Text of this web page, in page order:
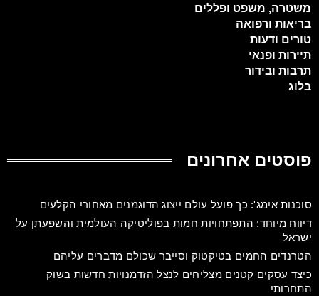
משטרה, משפט ופללים
בריאות ורפואה
טורים ודעות
תיירות ופנאי
תרבות ובידור
בלוג
פוסטים אחרונים
סוכנות אימג': כך פועל עולם ייצוג הדוגמנים מאחורי הקלעים
דיווח מיוחד: התפתחויות חמות בפוליטיקה העולמית והשפעתן על
ישראל
הטרנדים החמים בטיקטוק וסייבר שכולם מדברים עליהם
כיצד עסקים קטנים מצליחים לנצל הזדמנויות חדשות בשוק
התחרותי